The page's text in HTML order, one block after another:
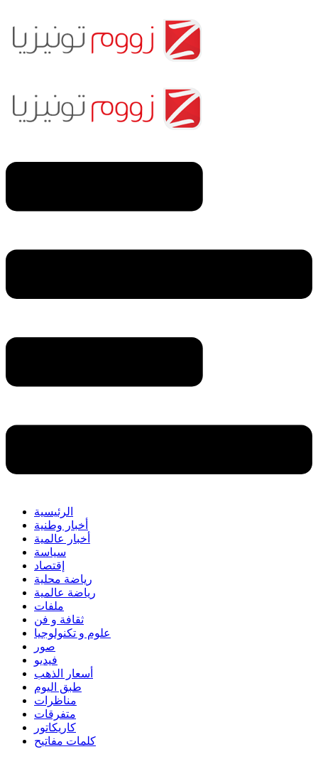
الرئيسية
أخبار وطنية
أخبار عالمية
سياسة
إقتصاد
رياضة محلية
رياضة عالمية
ملفات
ثقافة و فن
علوم و تكنولوجيا
صور
فيديو
أسعار الذهب
طبق اليوم
مناظرات
متفرقات
كاريكاتور
كلمات مفاتيح